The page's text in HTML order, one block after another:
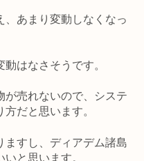
、あまり変動しなくなっ
はなさそうです。
が売れないので、システ
だと思います。
ますし、ディアデム諸島
と思います。